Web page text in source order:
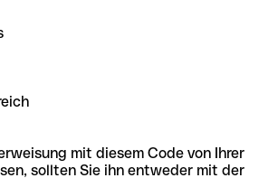
mit diesem Code von Ihrer
sollten Sie ihn entweder mit der